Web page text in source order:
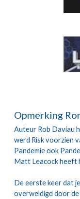
Opmerking
Auteur Rob Daviau
werd Risk voorzien
Pandemie ook
Matt Leacock heeft
De eerste keer dat
overweldigd door